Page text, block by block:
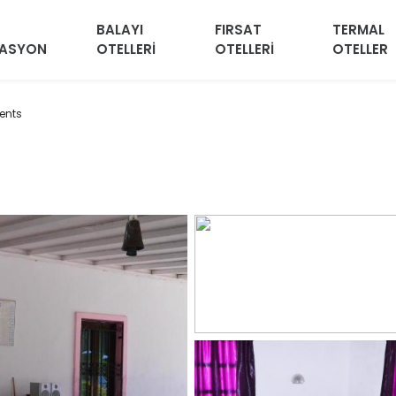
BALAYI
OTELLERİ
FIRSAT
OTELLERİ
TERMAL
OTELLER